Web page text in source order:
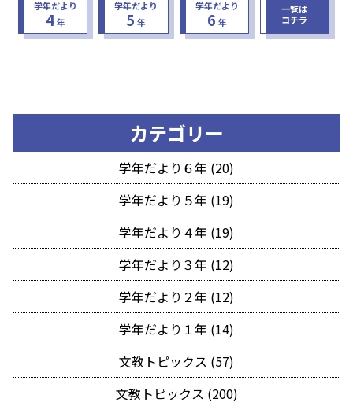
学年だより
4年
学年だより
5 年
学年だより
6 年
一覧は
コチラ
カテゴリー
学年だより６年 (20)
学年だより５年 (19)
学年だより４年 (19)
学年だより３年 (12)
学年だより２年 (12)
学年だより１年 (14)
文教トピックス (57)
文教トピックス (200)